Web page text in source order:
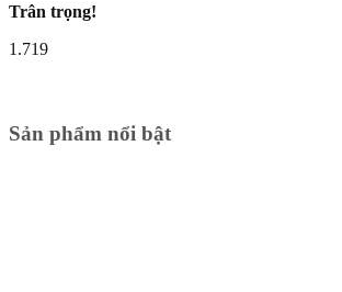
Trân trọng!
1.719
Sản phẩm nổi bật